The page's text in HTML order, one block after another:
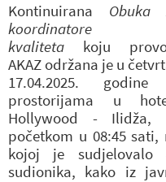
Kontinuirana Obuka
koordinatore
kvaliteta koju
AKAZ održana je u
17.04.2025.
prostorijama u
Hollywood - Ilidža,
početkom u 08:45 sati,
kojoj je sudjelovalo
sudionika, kako iz